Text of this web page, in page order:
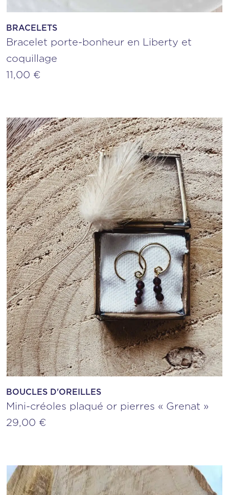
BRACELETS
Bracelet porte-bonheur en Liberty et
coquillage
11,00 €
BOUCLES D'OREILLES
Mini-créoles plaqué or pierres « Grenat »
29,00 €